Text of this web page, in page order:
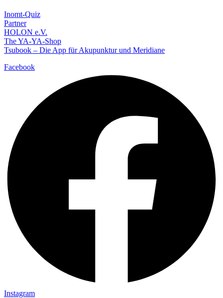
Inomt-Quiz
Partner
HOLON e.V.
The YA-YA-Shop
Tsubook – Die App für Akupunktur und Meridiane
Facebook
Instagram